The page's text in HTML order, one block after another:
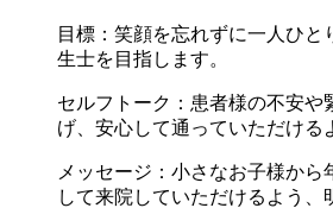
目標： 笑顔を忘れずに一人ひと
生士を目指します。
セルフトーク： 患者様の不安や
げ、安心して通っていただける
メッセージ： 小さなお子様から
して来院していただけるよう、